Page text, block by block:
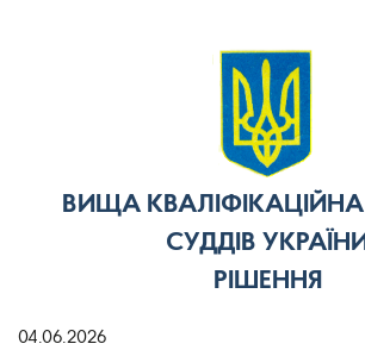
ВИЩА КВАЛІФІКАЦІЙНА
СУДДІВ
РІШЕННЯ
04.06.2026